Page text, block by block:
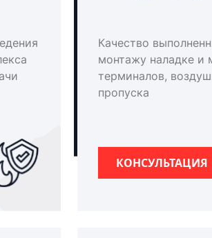
Качество
монтажу наладке и
терминалов,
пропуска
КОНСУЛЬТАЦИЯ